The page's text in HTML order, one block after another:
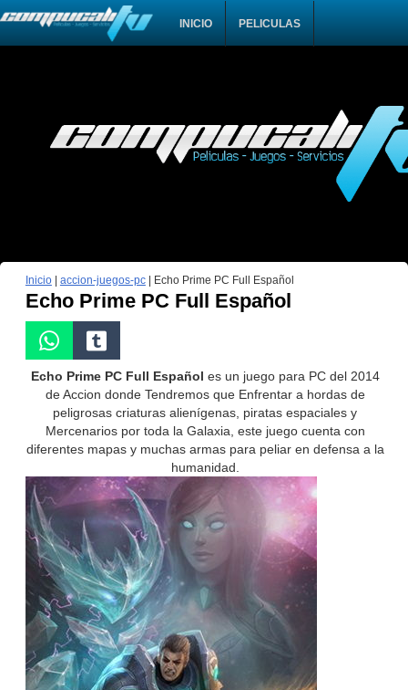
INICIO PELICULAS
Inicio| accion-juegos-pc| Echo Prime PC Full Español
Echo Prime PC Full Español
Echo Prime PC Full Español es un juego para PC del 2014
de Accion donde Tendremos que Enfrentar a hordas de
peligrosas criaturas alienígenas, piratas espaciales y
Mercenarios por toda la Galaxia, este juego cuenta con
diferentes mapas y muchas armas para peliar en defensa a la
humanidad.